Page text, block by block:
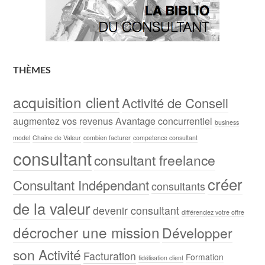
THÈMES
acquisition clientActivité de Conseil
augmentez vos revenusAvantage concurrentiel business
model Chaine de Valeur combien facturer competence consultant
consultantconsultant freelance
Consultant Indépendantconsultants créer
de la valeurdevenir consultant différenciez votre offre
décrocher une mission Développer
son Activité Facturation fidélisation client Formation